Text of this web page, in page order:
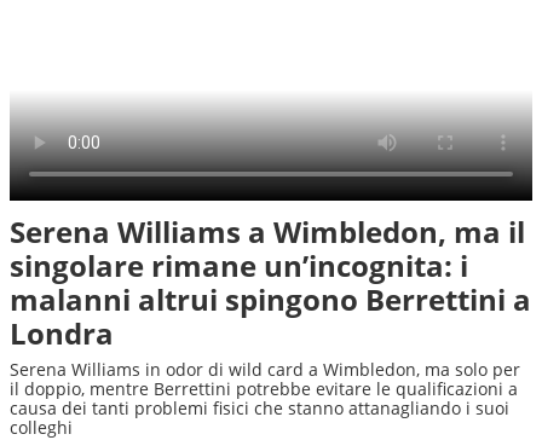
Serena Williams a Wimbledon, ma il
singolare rimane un’incognita: i
malanni altrui spingono Berrettini a
Londra
Serena Williams in odor di wild card a Wimbledon, ma solo per
il doppio, mentre Berrettini potrebbe evitare le qualificazioni a
causa dei tanti problemi fisici che stanno attanagliando i suoi
colleghi